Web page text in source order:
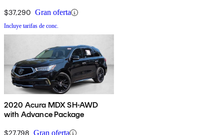
$37,290 Gran oferta
Incluye tarifas de conc.
2020 Acura MDX SH-AWD
with Advance Package
$27,798 Gran oferta